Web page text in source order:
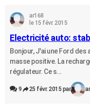
ar168
le 15 févr. 2015
Electricité auto:
Bonjour, J'ai une Ford des
masse positive. La
régulateur. Ce s...
9 25 févr. 2015 par